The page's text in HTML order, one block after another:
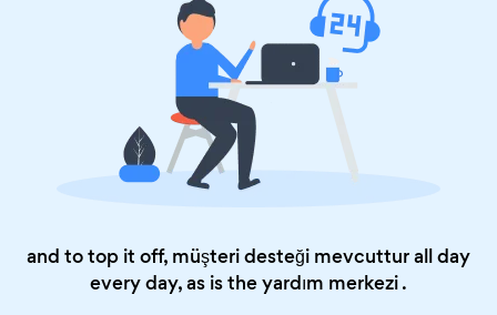
and to top it off, müşteri desteği mevcuttur all day
every day, as is theyardım merkezi.